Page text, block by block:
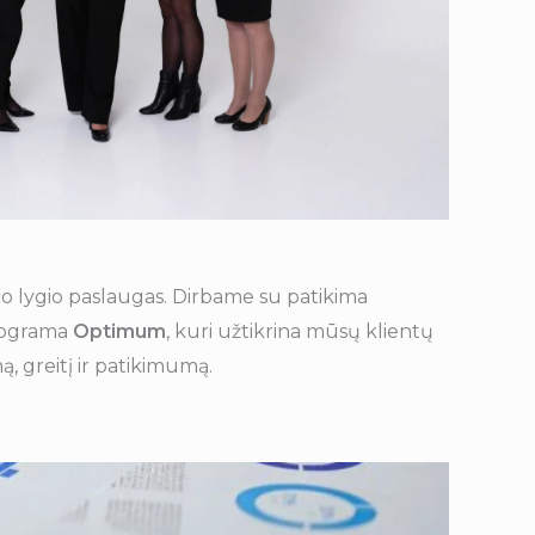
Optimum, kuri užtikrina mūsų klientų
greitį ir patikimumą.